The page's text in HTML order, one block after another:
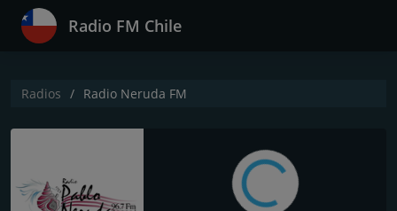
Radio FM Chile
Radios Radio Neruda FM